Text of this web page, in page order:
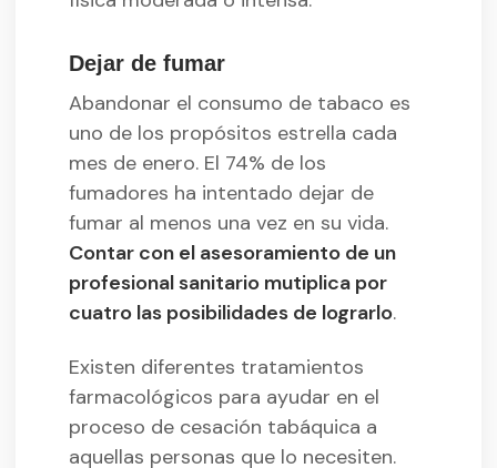
Dejar de fumar
Abandonar el consumo de tabaco es
uno de los propósitos estrella cada
mes de enero. El 74% de los
fumadores ha intentado dejar de
fumar al menos una vez en su vida.
Contar con el asesoramiento de un
profesional sanitario mutiplica por
cuatro las posibilidades de lograrlo.
Existen diferentes tratamientos
farmacológicos para ayudar en el
proceso de cesación tabáquica a
aquellas personas que lo necesiten.